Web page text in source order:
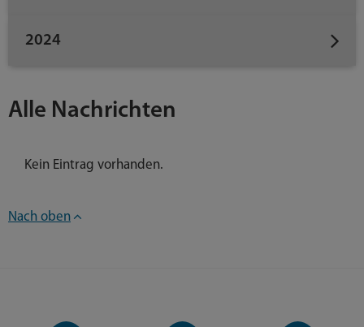
Alle Nachrichten
Kein Eintrag vorhanden.
2024
Nach oben